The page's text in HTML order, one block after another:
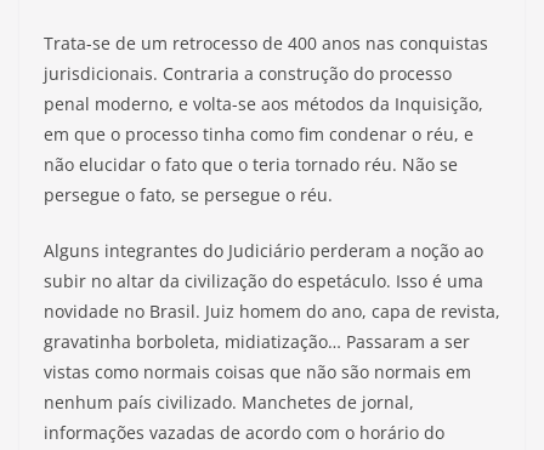
Trata-se de um retrocesso de 400 anos nas conquistas
jurisdicionais. Contraria a construção do processo
penal moderno, e volta-se aos métodos da Inquisição,
em que o processo tinha como fim condenar o réu, e
não elucidar o fato que o teria tornado réu. Não se
persegue o fato, se persegue o réu.
Alguns integrantes do Judiciário perderam a noção ao
subir no altar da civilização do espetáculo. Isso é uma
novidade no Brasil. Juiz homem do ano, capa de revista,
gravatinha borboleta, midiatização… Passaram a ser
vistas como normais coisas que não são normais em
nenhum país civilizado. Manchetes de jornal,
informações vazadas de acordo com o horário do